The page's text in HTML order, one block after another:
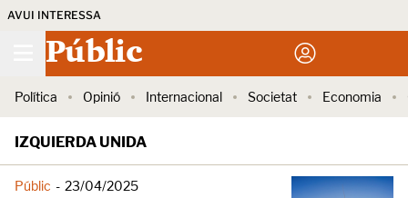
AVUI INTERESSA
Públic
Política Opinió Internacional Societat Economia
IZQUIERDA UNIDA
Públic - 23/04/2025